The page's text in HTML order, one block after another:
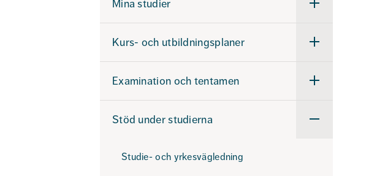
Mina studier
Undermeny
studier
Kurs- och utbildningsplaner
Undermeny
och
utbildningsplaner
Examination och tentamen
Undermeny
tentamen
Stöd under studierna
Studie- och yrkesvägledning